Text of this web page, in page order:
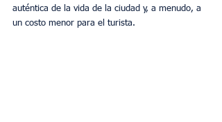
auténtica de la vida de la ciudad y, a menudo, a
un costo menor para el turista.